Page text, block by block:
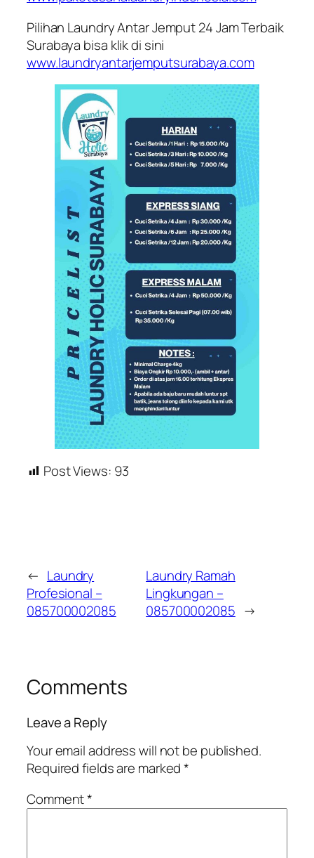
Pilihan Laundry Antar Jemput 24 Jam Terbaik
Surabaya bisa klik di sini
www.laundryantarjemputsurabaya.com
Post Views: 93
← Laundry
Profesional –
085700002085
Laundry Ramah
Lingkungan –
085700002085 →
Comments
Leave a Reply
Your email address will not be published.
Required fields are marked*
Comment*